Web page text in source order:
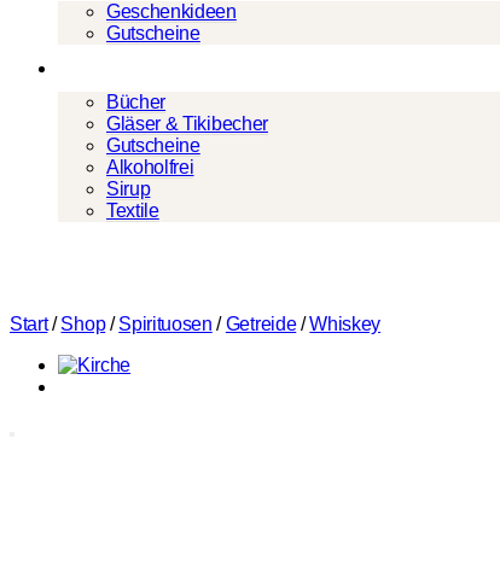
Geschenkideen
Gutscheine
Bücher
Gläser & Tikibecher
Gutscheine
Alkoholfrei
Sirup
Textile
Start / Shop / Spirituosen / Getreide / Whiskey